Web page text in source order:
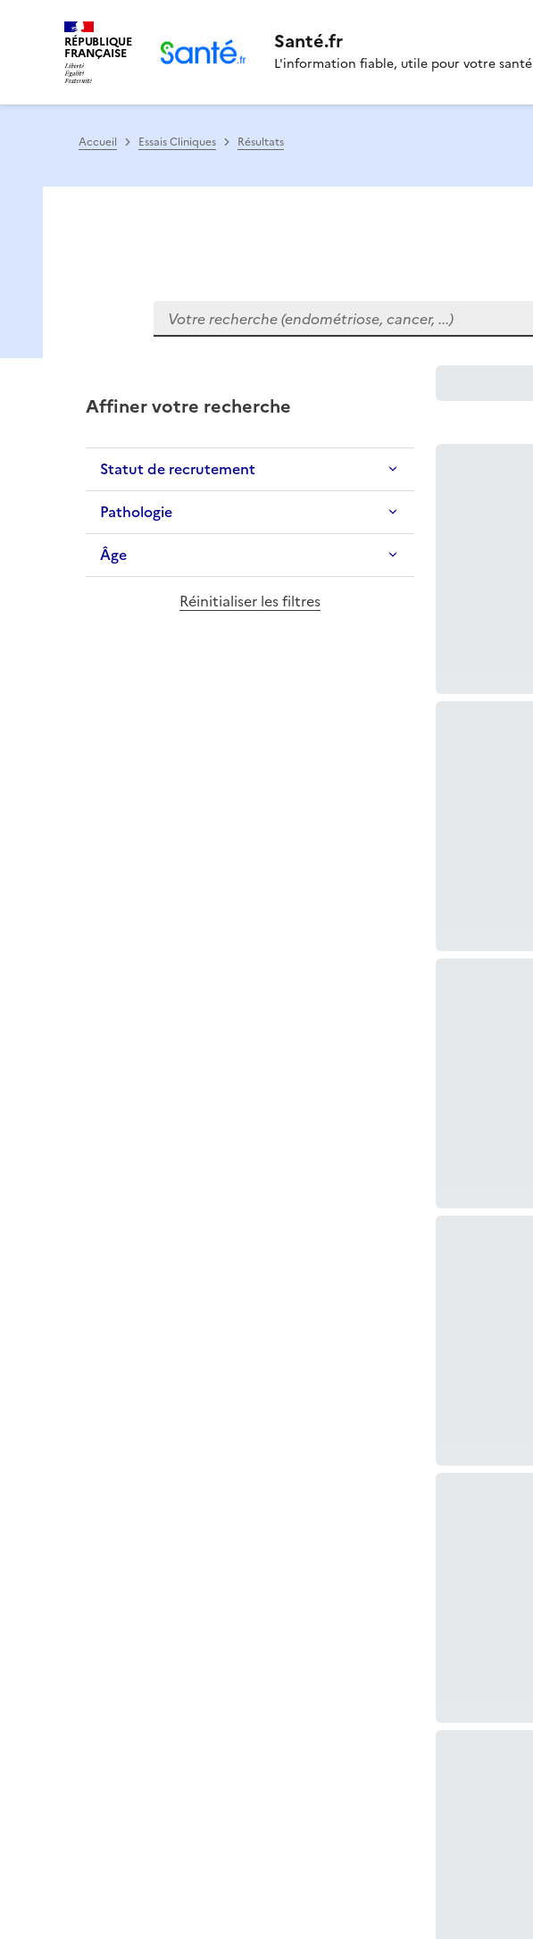
RÉPUBLIQUE
FRANÇAISE Santé.fr
L'information fiable, utile pour votre santé
Accueil Essais Cliniques Résultats
Votre recherche (endométriose, cancer, ...)
Affiner votre recherche
Statut de recrutement
Pathologie
Âge
Réinitialiser les filtres